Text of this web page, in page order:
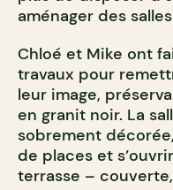
aménager des
Chloé et Mike ont
travaux pour
leur image,
en granit noir. La
sobrement
de places et
terrasse –